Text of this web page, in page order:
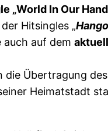
„World In Our
Hitsingles „
auf dem
die Übertragung
Heimatstadt